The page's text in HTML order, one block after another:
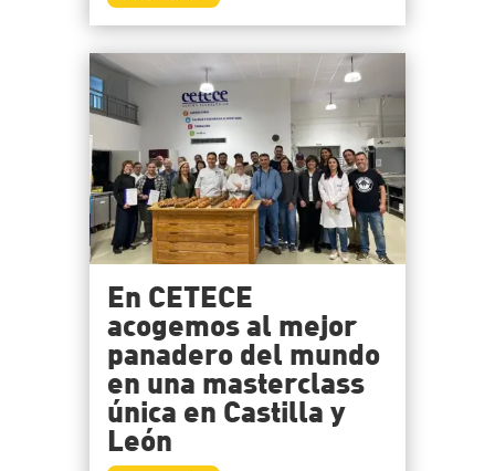
En CETECE
acogemos al mejor
panadero del mundo
en una masterclass
única en Castilla y
León